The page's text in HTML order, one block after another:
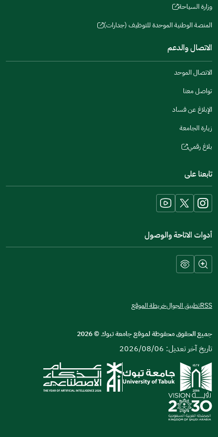
window)
new
window)
new
وزارة السياحة
(opens
new
window)
المنصة الوطنية الموحدة للتوظيف (جدارات)
(opens
window)
الاتصال والدعم
الاتصال الموحد
تواصل معنا
الإبلاغ عن فساد
زيارة الجامعة
بلاغ رقمي
(opens
new
window)
تابعنا على
أدوات الاتاحة والوصول
RSSتطبيق الجوالخريطة الموقع
جميع الحقوق محفوظة لموقع جامعة تبوك©
2026
تاريخ آخر تعديل: 2026/08/06